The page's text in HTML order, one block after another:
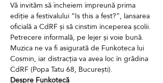
Vă invităm să încheiem împreună prima
ediție a festivalului “Is this a fest?”, lansarea
oficială a CdRF și să cinstim începerea școlii.
Petrecere informală, pe lejer și voie bună.
Muzica ne va fi asigurată de Funkoteca lui
Cosmin, iar distracția va avea loc în grădina
CdRF (Popa Tatu 68, București).
Despre Funkotecă